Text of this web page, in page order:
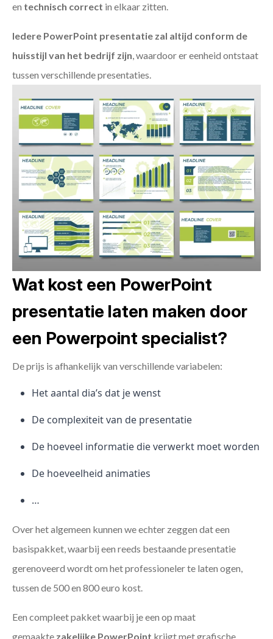
en technisch correct in elkaar zitten.
Iedere PowerPoint presentatie zal altijd conform de
huisstijl van het bedrijf zijn, waardoor er eenheid ontstaat
tussen verschillende presentaties.
Wat kost een PowerPoint
presentatie laten maken door
een Powerpoint specialist?
De prijs is afhankelijk van verschillende variabelen:
Het aantal dia’s dat je wenst
De complexiteit van de presentatie
De hoeveel informatie die verwerkt moet worden
De hoeveelheid animaties
…
Over het algemeen kunnen we echter zeggen dat een
basispakket, waarbij een reeds bestaande presentatie
gerenoveerd wordt om het professioneler te laten ogen,
tussen de 500 en 800 euro kost.
Een compleet pakket waarbij je een op maat
gemaakte zakelijke PowerPoint krijgt met grafische